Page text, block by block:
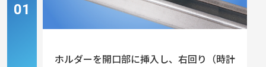
01
ホルダーを開口部に挿入し、右回り（時計